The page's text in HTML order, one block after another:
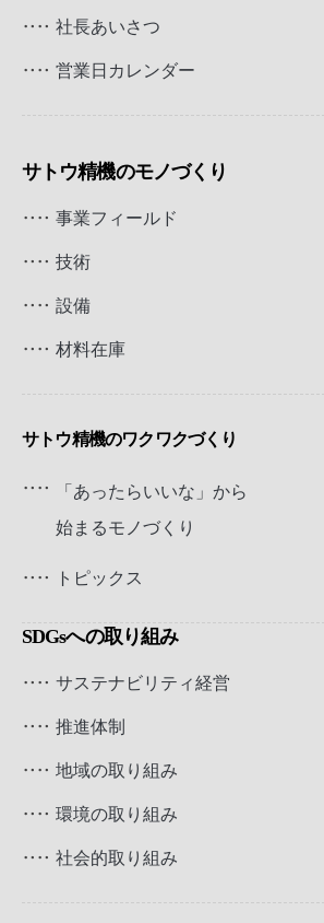
RECRUIT
エンブレムに込めた想い
募集要項
ONLINE SHOP
NEWS
CONTACT
PRIVACY POLICY
LEGAL NOTICE
TERMS
社長あいさつ
営業日カレンダー
サトウ精機のモノづくり
事業フィールド
技術
設備
材料在庫
サトウ精機のワクワクづくり
「あったらいいな」から
始まるモノづくり
トピックス
SDGsへの取り組み
サステナビリティ経営
推進体制
地域の取り組み
環境の取り組み
社会的取り組み